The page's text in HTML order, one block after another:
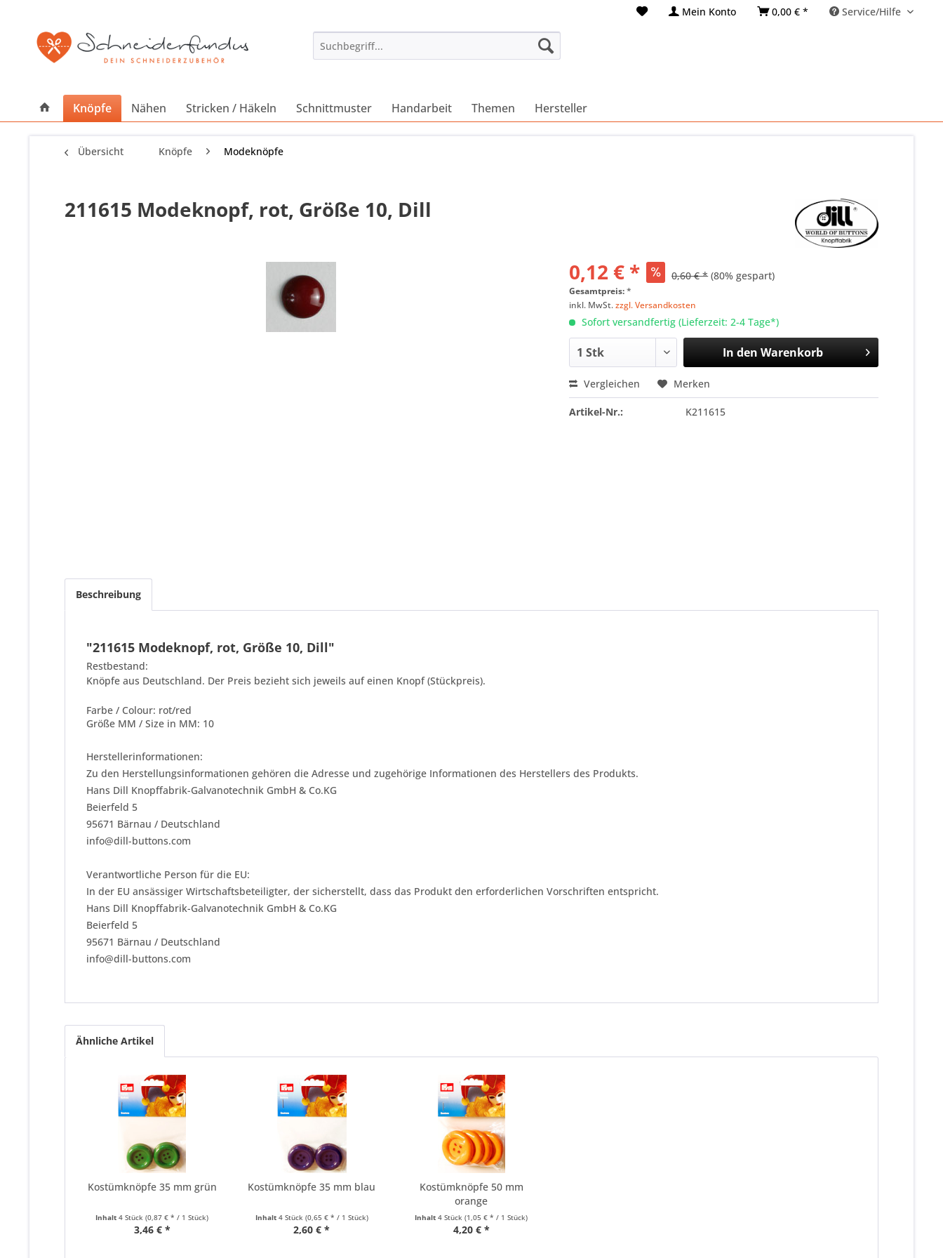
Mein Konto 0,00 € * Service/Hilfe
Knöpfe Nähen Stricken / Häkeln Schnittmuster Handarbeit Themen Hersteller
Übersicht Knöpfe Modeknöpfe
211615 Modeknopf, rot, Größe 10, Dill
0,12 € * 0,60 € * (80% gespart)
Gesamtpreis:*
inkl. MwSt.zzgl. Versandkosten
Sofort versandfertig (Lieferzeit: 2-4 Tage*)
In den Warenkorb
Vergleichen Merken
Artikel-Nr.: K211615
Beschreibung
"211615 Modeknopf, rot, Größe 10, Dill"
Restbestand:
Knöpfe aus Deutschland. Der Preis bezieht sich jeweils auf einen Knopf (Stückpreis).
Farbe / Colour: rot/red
Größe MM / Size in MM: 10
Herstellerinformationen:
Zu den Herstellungsinformationen gehören die Adresse und zugehörige Informationen des Herstellers des Produkts.
Hans Dill Knopffabrik-Galvanotechnik GmbH & Co.KG
Beierfeld 5
95671 Bärnau / Deutschland
info@dill-buttons.com
Verantwortliche Person für die EU:
In der EU ansässiger Wirtschaftsbeteiligter, der sicherstellt, dass das Produkt den erforderlichen Vorschriften entspricht.
Hans Dill Knopffabrik-Galvanotechnik GmbH & Co.KG
Beierfeld 5
95671 Bärnau / Deutschland
info@dill-buttons.com
Ähnliche Artikel
Kostümknöpfe 35 mm grün
Inhalt4 Stück(0,87 € * / 1 Stück)
3,46 € *
Kostümknöpfe 35 mm blau
Inhalt 4 Stück (0,65 € * / 1 Stück)
2,60 € *
Kostümknöpfe 50 mm
orange
Inhalt4 Stück(1,05 € * / 1 Stück)
4,20 € *